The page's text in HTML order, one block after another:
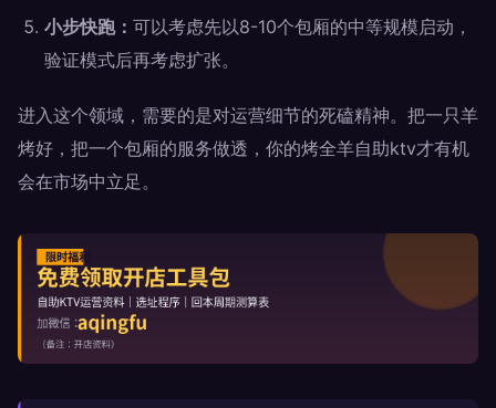
小步快跑： 可以考虑先以8-10个包厢的中等规模启动，
验证模式后再考虑扩张。
进入这个领域，需要的是对运营细节的死磕精神。把一只羊
烤好，把一个包厢的服务做透，你的烤全羊自助ktv才有机
会在市场中立足。